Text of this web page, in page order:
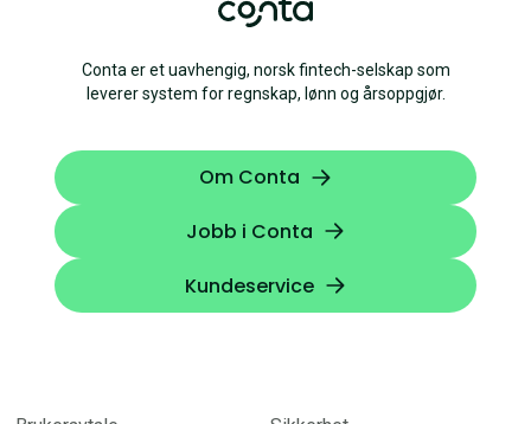
Conta er et uavhengig, norsk fintech-selskap som
leverer system for regnskap, lønn og årsoppgjør.
Om Conta
Jobb i Conta
Kundeservice